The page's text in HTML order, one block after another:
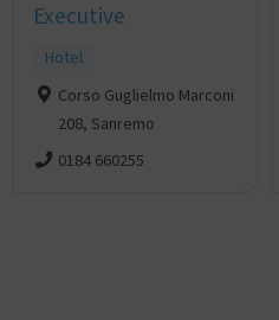
Executive
Hotel
Corso Guglielmo Marconi
208, Sanremo
0184 660255